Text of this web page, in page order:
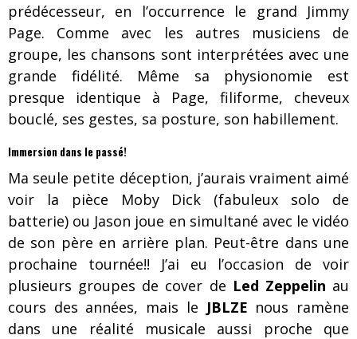
prédécesseur, en l’occurrence le grand Jimmy
Page. Comme avec les autres musiciens de
groupe, les chansons sont interprétées avec une
grande fidélité. Même sa physionomie est
presque identique à Page, filiforme, cheveux
bouclé, ses gestes, sa posture, son habillement.
Immersion dans le passé!
Ma seule petite déception, j’aurais vraiment aimé
voir la pièce Moby Dick (fabuleux solo de
batterie) ou Jason joue en simultané avec le vidéo
de son père en arrière plan. Peut-être dans une
prochaine tournée!! J’ai eu l’occasion de voir
plusieurs groupes de cover de Led Zeppelin au
cours des années, mais le JBLZE nous ramène
dans une réalité musicale aussi proche que